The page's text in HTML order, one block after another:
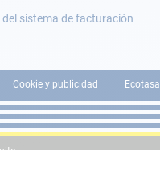
del sistema de facturación
Cookie y publicidad Ecotasa